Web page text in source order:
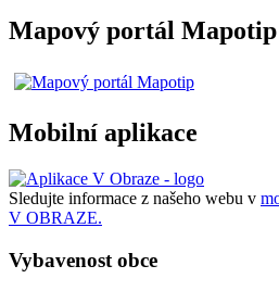
Mapový portál Mapotip
Mobilní aplikace
Sledujte informace z našeho webu v
V OBRAZE.
Vybavenost obce